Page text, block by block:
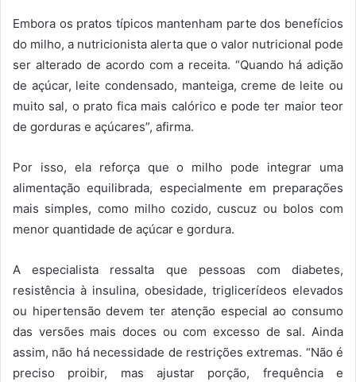
Embora os pratos típicos mantenham parte dos benefícios
do milho, a nutricionista alerta que o valor nutricional pode
ser alterado de acordo com a receita. “Quando há adição
de açúcar, leite condensado, manteiga, creme de leite ou
muito sal, o prato fica mais calórico e pode ter maior teor
de gorduras e açúcares”, afirma.
Por isso, ela reforça que o milho pode integrar uma
alimentação equilibrada, especialmente em preparações
mais simples, como milho cozido, cuscuz ou bolos com
menor quantidade de açúcar e gordura.
A especialista ressalta que pessoas com diabetes,
resistência à insulina, obesidade, triglicerídeos elevados
ou hipertensão devem ter atenção especial ao consumo
das versões mais doces ou com excesso de sal. Ainda
assim, não há necessidade de restrições extremas. “Não é
preciso proibir, mas ajustar porção, frequência e